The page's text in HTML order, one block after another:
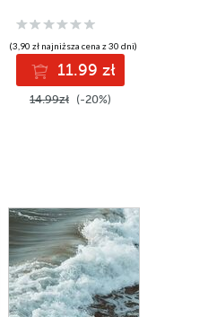
(3,90 zł najniższa cena z 30 dni)
11.99 zł
14.99zł (-20%)